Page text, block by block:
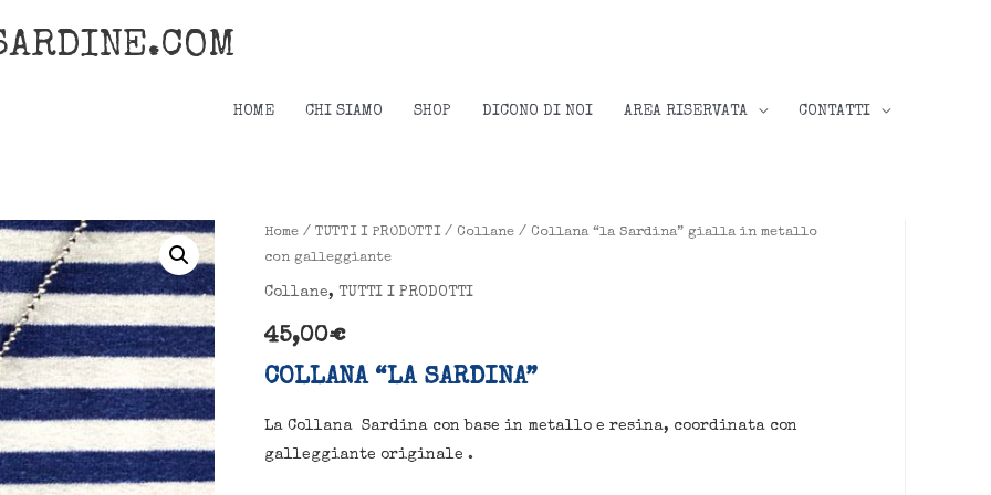
HOME CHI SIAMO SHOP DICONO DI NOI AREA RISERVATA CONTATTI
Home/ TUTTI I PRODOTTI/ Collane/ Collana “la Sardina” gialla in metallo
con galleggiante
Collane, TUTTI I PRODOTTI
45,00€
COLLANA “LA SARDINA”
La Collana Sardina con base in metallo e resina, coordinata con
galleggiante originale .
Collana
"la
Sardina"
in
metallo
galleggiante
quantità